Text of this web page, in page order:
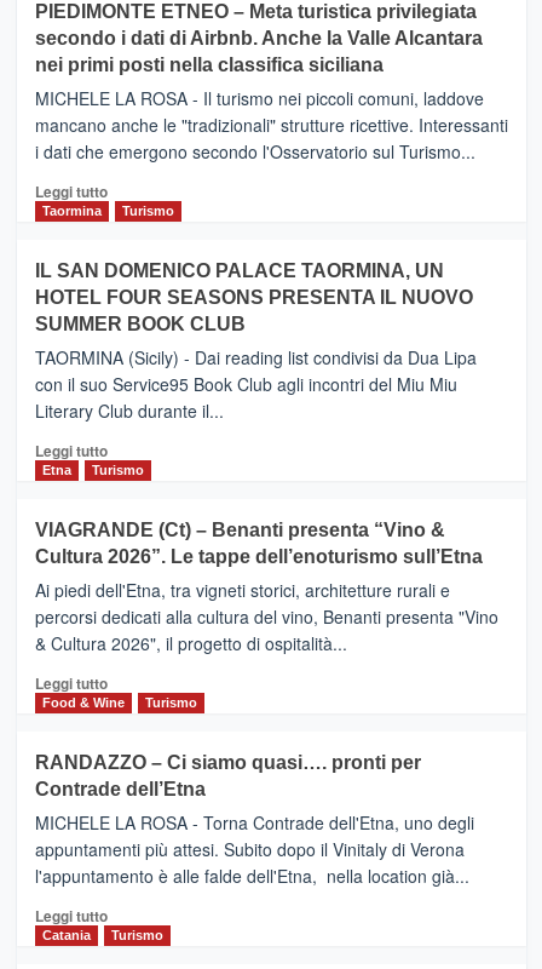
CATANIA
–
Inaugurato
il
nuovo
collegamento
tra
e
Zanzibar
da
Neos
PIEDIMONTE ETNEO – Meta turistica privilegiata
secondo i dati di Airbnb. Anche la Valle Alcantara
nei primi posti nella classifica siciliana
MICHELE LA ROSA - Il turismo nei piccoli comuni, laddove
mancano anche le "tradizionali" strutture ricettive. Interessanti
i dati che emergono secondo l'Osservatorio sul Turismo...
Leggi tuttoLeggi
PIEDIMONTE
ETNEO
–
Meta
turistica
privilegiata
secondo
dati
di
Anche
la
Alcantara
nei
primi
nella
classifica
Taormina Turismo
IL SAN DOMENICO PALACE TAORMINA, UN
HOTEL FOUR SEASONS PRESENTA IL NUOVO
SUMMER BOOK CLUB
TAORMINA (Sicily) - Dai reading list condivisi da Dua Lipa
con il suo Service95 Book Club agli incontri del Miu Miu
Literary Club durante il...
Leggi tuttoLeggi
di
IL
SAN
DOMENICO
PALACE
TAORMINA,
UN
HOTEL
FOUR
IL
NUOVO
SUMMER
CLUB
Etna Turismo
VIAGRANDE (Ct) – Benanti presenta “Vino &
Cultura 2026”. Le tappe dell’enoturismo sull’Etna
Ai piedi dell'Etna, tra vigneti storici, architetture rurali e
percorsi dedicati alla cultura del vino, Benanti presenta "Vino
& Cultura 2026", il progetto di ospitalità...
Leggi tuttoLeggi
di
VIAGRANDE
(Ct)
–
Benanti
presenta
“Vino
&
Cultura
Food & Wine Turismo
RANDAZZO – Ci siamo quasi…. pronti per
Contrade dell’Etna
MICHELE LA ROSA - Torna Contrade dell'Etna, uno degli
appuntamenti più attesi. Subito dopo il Vinitaly di Verona
l'appuntamento è alle falde dell'Etna, nella location già...
Leggi tuttoLeggi
di
Catania Turismo